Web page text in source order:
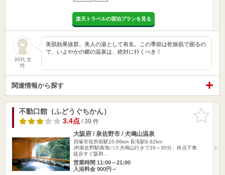
楽天トラベルの宿泊プランを見る
30代 女
性
美肌効果抜群。美人の湯として有名。この季節は乾燥肌で困るの
で、いよやかの郷の温泉は、絶対に行くべき！
関連情報から探す
お気に入
りに追加
不動口館（ふどうぐちかん）
3.4点/ 39 件
大阪府 / 泉佐野市 / 犬鳴山温泉
貝塚市役所前駅10.86km 長滝駅6.62km
JR泉佐野駅南海バス犬鳴山行きで20～30分、終点下車、
徒歩すぐ阪和…
営業時間 11:00～21:00
入浴料金 900円～